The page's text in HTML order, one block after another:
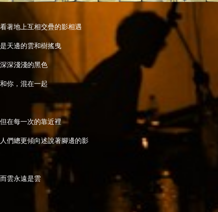
看著地上互相交疊的影相遇
是天邊的雲和樹搖曳
深深淺淺的黑色
和你，混在一起
但在每一次的靠近裡
人們總更傾向述說著腳邊的影
而雲永遠是雲